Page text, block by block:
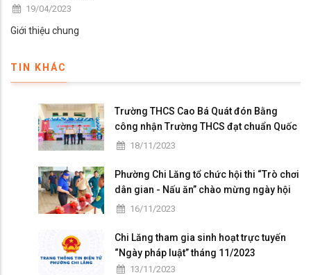
19/04/2023
Giới thiệu chung
TIN KHÁC
Trường THCS Cao Bá Quát đón Bằng
công nhận Trường THCS đạt chuẩn Quốc
gia mức độ I và họp mặt kỷ niệm 41 năm
18/11/2023
Phường Chi Lăng tổ chức hội thi “Trò chơi
dân gian - Nấu ăn” chào mừng ngày hội
Đại đoàn kết toàn dân tộc
16/11/2023
Chi Lăng tham gia sinh hoạt trực tuyến
“Ngày pháp luật” tháng 11/2023
13/11/2023